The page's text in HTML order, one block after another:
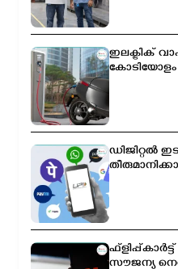
ഇലക്ട്രിക്
ഡിജിറ്റൽ
സൗജന്യ